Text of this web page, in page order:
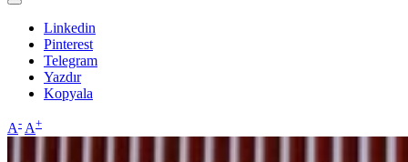
Linkedin
Pinterest
Telegram
Yazdır
Kopyala
A- A+